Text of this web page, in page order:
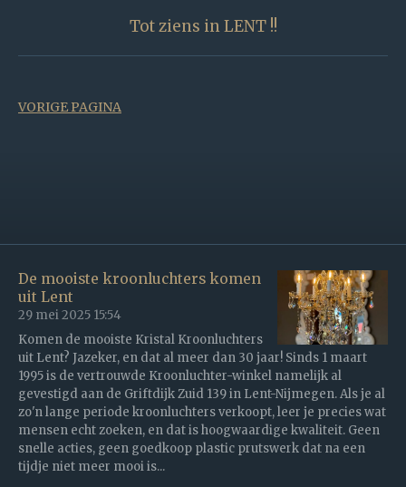
Tot ziens in LENT !!
VORIGE PAGINA
De mooiste kroonluchters komen
uit Lent
29 mei 2025 15:54
Komen de mooiste Kristal Kroonluchters
uit Lent? Jazeker, en dat al meer dan 30 jaar! Sinds 1 maart
1995 is de vertrouwde Kroonluchter-winkel namelijk al
gevestigd aan de Griftdijk Zuid 139 in Lent-Nijmegen. Als je al
zo'n lange periode kroonluchters verkoopt, leer je precies wat
mensen echt zoeken, en dat is hoogwaardige kwaliteit. Geen
snelle acties, geen goedkoop plastic prutswerk dat na een
tijdje niet meer mooi is...